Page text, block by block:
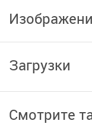
Загрузки
Смотрите